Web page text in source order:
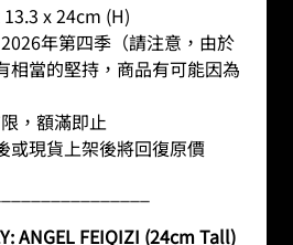
x 24cm (H)
年第四季（請注意，由於
相當的堅持，商品有可能因為
，額滿即止
或現貨上架後將回復原價
ANGEL FEIQIZI (24cm Tall)